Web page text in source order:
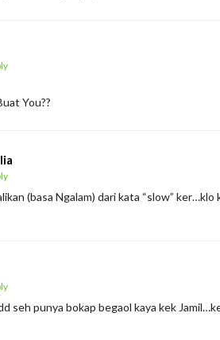
You??
(basa Ngalam) dari kata “slow” ker…klo
seh punya bokap begaol kaya kek